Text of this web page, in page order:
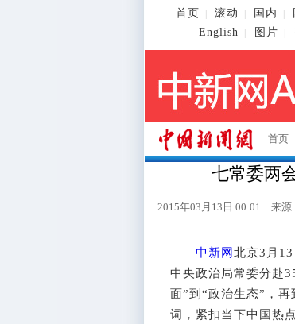
首页 滚动 国内
English
图片
首页
七常委两
2015年03月13日 00:01 来源
中新网 北京3月
中央政治局常委分赴
面”到“政治生态”，
词，紧扣当下中国热